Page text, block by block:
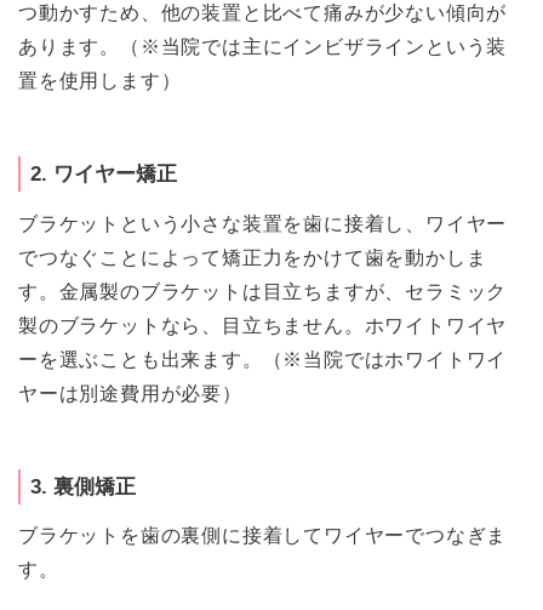
つ動かすため、他の装置と比べて痛みが少ない傾向が
あります。（※当院では主にインビザラインという装
置を使用します）
2. ワイヤー矯正
ブラケットという小さな装置を歯に接着し、ワイヤー
でつなぐことによって矯正力をかけて歯を動かしま
す。金属製のブラケットは目立ちますが、セラミック
製のブラケットなら、目立ちません。ホワイトワイヤ
ーを選ぶことも出来ます。（※当院ではホワイトワイ
ヤーは別途費用が必要）
3. 裏側矯正
ブラケットを歯の裏側に接着してワイヤーでつなぎま
す。